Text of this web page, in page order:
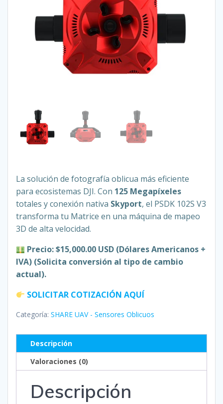
La solución de fotografía oblicua más eficiente
para ecosistemas DJI. Con 125 Megapíxeles
totales y conexión nativa Skyport, el PSDK 102S V3
transforma tu Matrice en una máquina de mapeo
3D de alta velocidad.
Precio: $15,000.00 USD (Dólares Americanos +
IVA) (Solicita conversión al tipo de cambio
actual).
SOLICITAR COTIZACIÓN AQUÍ
Categoría: SHARE UAV - Sensores Oblicuos
Descripción
Valoraciones (0)
Descripción